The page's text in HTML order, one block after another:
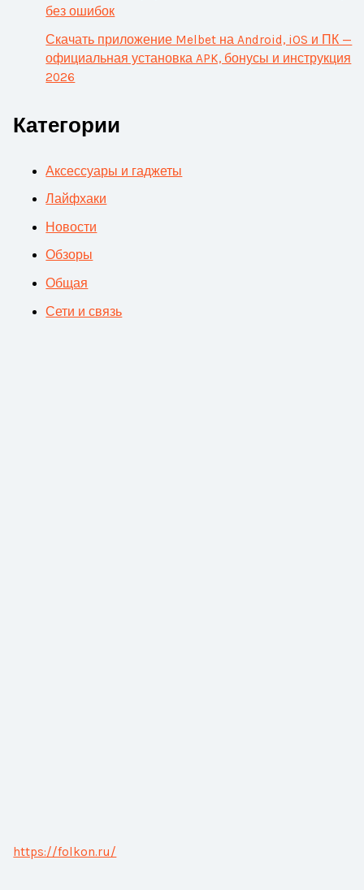
без ошибок
Скачать приложение Melbet на Android, iOS и ПК —
официальная установка APK, бонусы и инструкция
2026
Категории
Аксессуары и гаджеты
Лайфхаки
Новости
Обзоры
Общая
Сети и связь
https://folkon.ru/